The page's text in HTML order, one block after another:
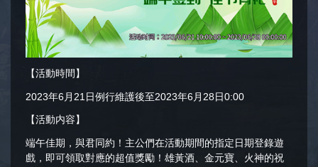
【活動時間】
2023年6月21日例行維護後至2023年6月28日0:00
【活動内容】
端午佳期，與君同約！主公們在活動期間的指定日期登錄遊
戲，即可領取對應的超值獎勵！雄黃酒、金元寶、火神的祝